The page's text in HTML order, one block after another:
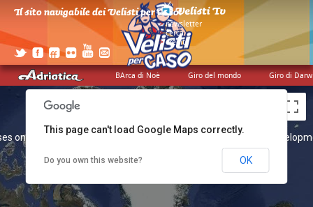
BArca di Noè Giro del mondo Giro di
Il sito navigabile dei Velisti per Caso!
> newsletter
> cerca
> credits
For development purposes only
only For
This page can't load Google Maps correctly.
Do you own this website? OK